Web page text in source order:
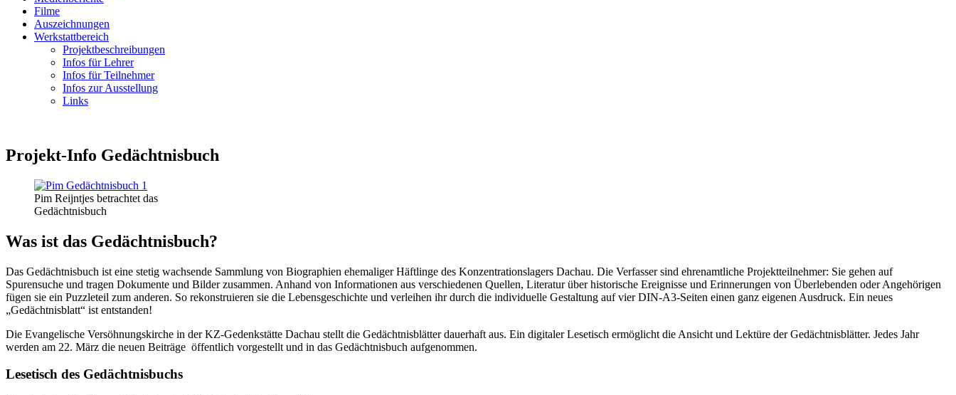
Filme
Auszeichnungen
Werkstattbereich
Projektbeschreibungen
Infos für Lehrer
Infos für Teilnehmer
Infos zur Ausstellung
Links
Projekt-Info Gedächtnisbuch
Pim Reijntjes betrachtet das
Gedächtnisbuch
Was ist das Gedächtnisbuch?
Das Gedächtnisbuch ist eine stetig wachsende Sammlung von Biographien ehemaliger Häftlinge des Konzentrationslagers Dachau. Die Verfasser sind ehrenamtliche Projektteilnehmer: Sie gehen auf
Spurensuche und tragen Dokumente und Bilder zusammen. Anhand von Informationen aus verschiedenen Quellen, Literatur über historische Ereignisse und Erinnerungen von Überlebenden oder Angehörigen
fügen sie ein Puzzleteil zum anderen. So rekonstruieren sie die Lebensgeschichte und verleihen ihr durch die individuelle Gestaltung auf vier DIN-A3-Seiten einen ganz eigenen Ausdruck. Ein neues
„Gedächtnisblatt“ ist entstanden!
Die Evangelische Versöhnungskirche in der KZ-Gedenkstätte Dachau stellt die Gedächtnisblätter dauerhaft aus. Ein digitaler Lesetisch ermöglicht die Ansicht und Lektüre der Gedächtnisblätter. Jedes Jahr
werden am 22. März die neuen Beiträge öffentlich vorgestellt und in das Gedächtnisbuch aufgenommen.
Lesetisch des Gedächtnisbuchs